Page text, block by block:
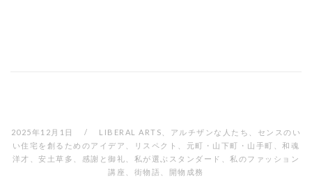
2025年12月1日 LIBERAL ARTS アルチザンな人たち
センスのい
い住宅を創るためのアイデア
リスペクト 元町・山下町・山手町 、和魂
洋才
、安土草多 感謝と御礼 私が選ぶスタンダード 、私のファッション
講座
街物語 開物成務